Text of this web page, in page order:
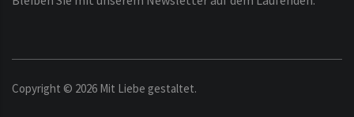
Copyright © 2026 Mit Liebe gestaltet.